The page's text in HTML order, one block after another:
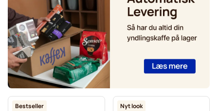
Bestseller Nyt look